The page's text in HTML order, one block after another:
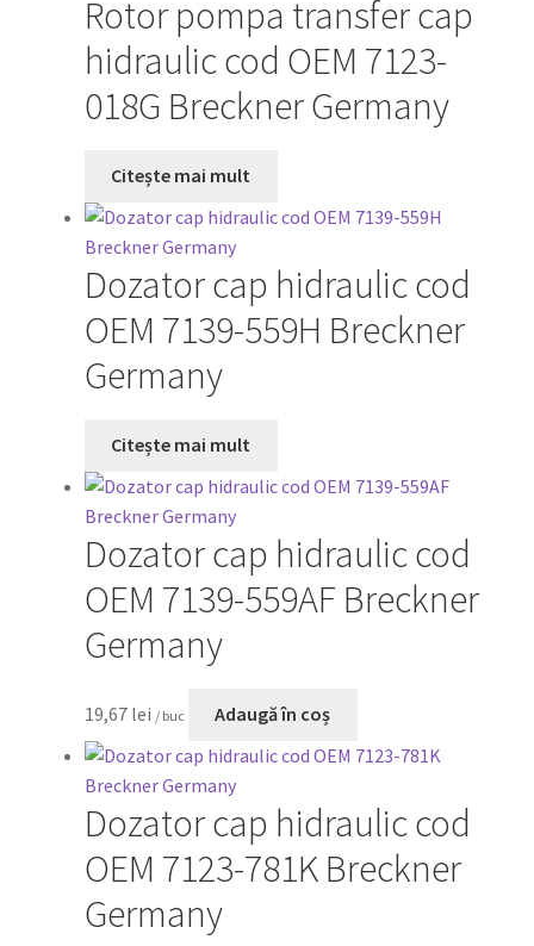
Rotor pompa transfer cap
hidraulic cod OEM 7123-
018G Breckner Germany
Citește mai mult
Dozator cap hidraulic cod
OEM 7139-559H Breckner
Germany
Citește mai mult
Dozator cap hidraulic cod
OEM 7139-559AF Breckner
Germany
19,67 lei / buc Adaugă în coș
Dozator cap hidraulic cod
OEM 7123-781K Breckner
Germany